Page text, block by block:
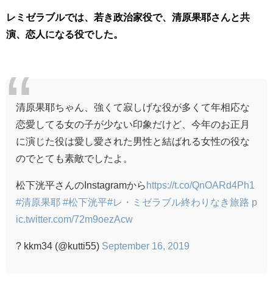
レミゼラブルでは、若き政治家役で、清原果耶さんと共
演、恋人になる役でした。
清原果耶ちゃん、強くて寂しげな役が多くて年相応な
恋愛してる女の子が少ない印象だけど、今年のお正月
に演じた役は愛し愛された男性と結ばれる女性の役な
のでとても素敵でしたよ。
松下洸平さんのInstagramから https://t.co/QnOARd4Ph1
#清原果耶 #松下洸平#レ・ミゼラブル終わりなき旅路 p
ic.twitter.com/72m9oezAcw
? kkm34 (@kutti55) September 16, 2019